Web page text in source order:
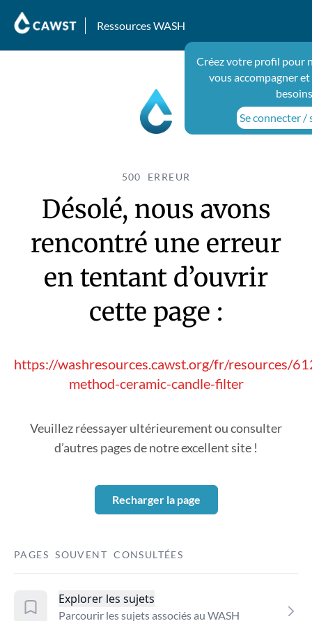
Ressources WASH
Créez votre profil pour
vous accompagner
Se connecter /
500 ERREUR
Désolé, nous avons
rencontré une erreur
en tentant d’ouvrir
cette page :
https://washresources.cawst.org/fr/resources/
method-ceramic-candle-filter
Veuillez réessayer ultérieurement ou consulter
d’autres pages de notre excellent site !
Recharger la page
PAGES SOUVENT CONSULTÉES
Explorer les sujets
Parcourir les sujets associés au WASH